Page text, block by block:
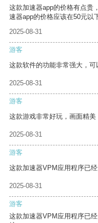
这款加速器app的价格有点贵
速器app的价格应该在50元以
2025-08-31
游客
这款软件的功能非常强大，可
2025-08-31
游客
这款游戏非常好玩，画面精美
2025-08-31
游客
这款加速器VPM应用程序已
2025-08-31
游客
这款加速器VPM应用程序已